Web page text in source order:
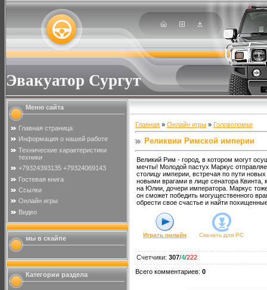
Эвакуатор Сургут
Меню сайта
Главная страница
Информация о нашей работе
Технические характеристики
техники
+79324393135 +79324069143
Гостевая книга
Ссылки
Онлайн игры
Видео
мы в скайпе
Категории раздела
Главная » Онлайн игры » Головоломки
Реликвии Римской империи
Великий Рим - город, в котором могут
мечты! Молодой пастух Маркус
столицу империи, встречая по пути
новыми врагами в лице сенатора Квинта,
на Юлии, дочери императора. Маркус
он сможет победить могущественного
обрести свое счастье и найти
Играть онлайн Скачать для PC
Счетчики: 307/4/222
Всего комментариев: 0